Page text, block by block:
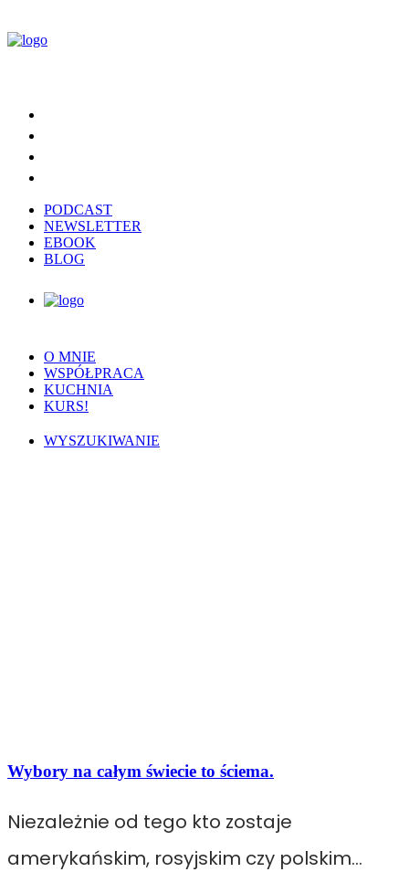
PODCAST
NEWSLETTER
EBOOK
BLOG
O MNIE
WSPÓŁPRACA
KUCHNIA
KURS!
WYSZUKIWANIE
Wybory na całym świecie to ściema.
Niezależnie od tego kto zostaje
amerykańskim, rosyjskim czy polskim…